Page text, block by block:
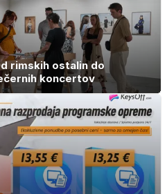
rimskih ostalin do
koncertov